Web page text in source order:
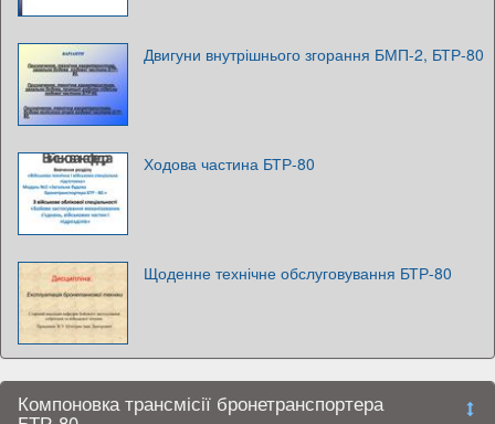
Двигуни внутрішнього згорання БМП-2, БТР-80
Ходова частина БТР-80
Щоденне технічне обслуговування БТР-80
Компоновка трансмісії бронетранспортера